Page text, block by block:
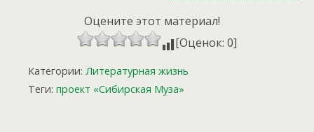
Оцените этот материал!
[Оценок: 0]
Категории: Литературная жизнь
Теги: проект «Сибирская Муза»